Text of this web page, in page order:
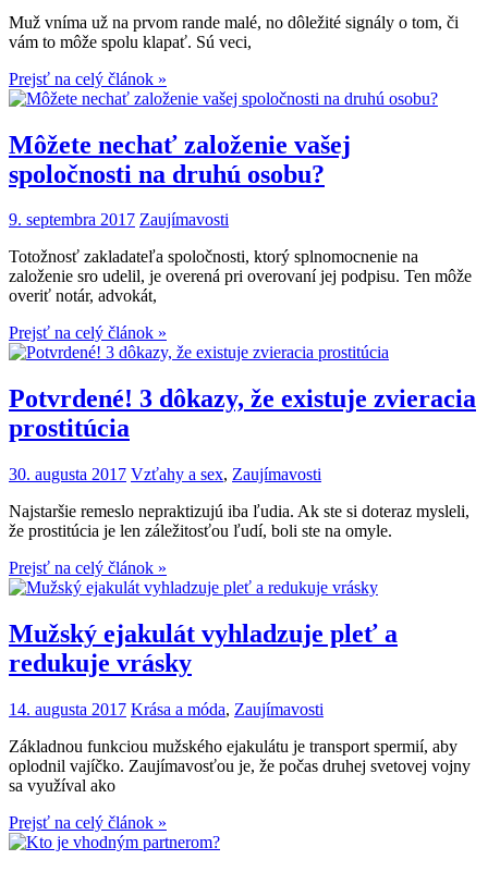
Muž vníma už na prvom rande malé, no dôležité signály o tom, či
vám to môže spolu klapať. Sú veci,
Prejsť na celý článok »
Môžete nechať založenie vašej
spoločnosti na druhú osobu?
9. septembra 2017 Zaujímavosti
Totožnosť zakladateľa spoločnosti, ktorý splnomocnenie na
založenie sro udelil, je overená pri overovaní jej podpisu. Ten môže
overiť notár, advokát,
Prejsť na celý článok »
Potvrdené! 3 dôkazy, že existuje zvieracia
prostitúcia
30. augusta 2017 Vzťahy a sex, Zaujímavosti
Najstaršie remeslo nepraktizujú iba ľudia. Ak ste si doteraz mysleli,
že prostitúcia je len záležitosťou ľudí, boli ste na omyle.
Prejsť na celý článok »
Mužský ejakulát vyhladzuje pleť a
redukuje vrásky
14. augusta 2017 Krása a móda, Zaujímavosti
Základnou funkciou mužského ejakulátu je transport spermií, aby
oplodnil vajíčko. Zaujímavosťou je, že počas druhej svetovej vojny
sa využíval ako
Prejsť na celý článok »